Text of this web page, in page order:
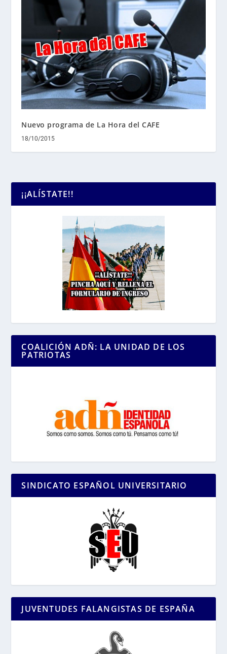
Nuevo programa de La Hora del CAFE
18/10/2015
¡¡ALÍSTATE!!
COALICIÓN ADÑ: LA UNIDAD DE LOS
PATRIOTAS
SINDICATO ESPAÑOL UNIVERSITARIO
JUVENTUDES FALANGISTAS DE ESPAÑA